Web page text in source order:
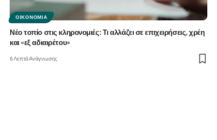
ΟΙΚΟΝΟΜΊΑ
Νέο τοπίο στις κληρονομιές: Τι αλλάζει σε επιχειρήσεις, χρέη
και «εξ αδιαιρέτου»
6 Λεπτά Ανάγνωσης